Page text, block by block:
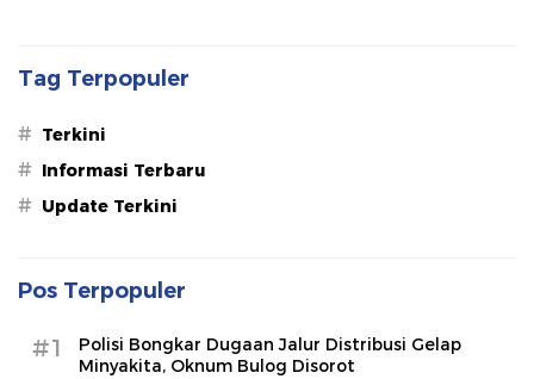
Tag Terpopuler
# Terkini
# Informasi Terbaru
# Update Terkini
Pos Terpopuler
#1
Polisi Bongkar Dugaan Jalur Distribusi Gelap
Minyakita, Oknum Bulog Disorot